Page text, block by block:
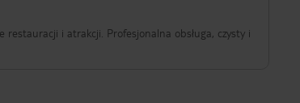
i atrakcji. Profesjonalna obsługa, czysty i